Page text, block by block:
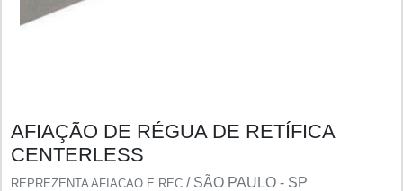
AFIAÇÃO DE RÉGUA DE RETÍFICA
CENTERLESS
REPREZENTA AFIACAO E REC / SÃO PAULO - SP